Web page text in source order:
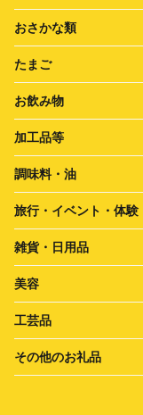
おさかな類
たまご
お飲み物
加工品等
調味料・油
旅行・イベント・体験
雑貨・日用品
美容
工芸品
その他のお礼品